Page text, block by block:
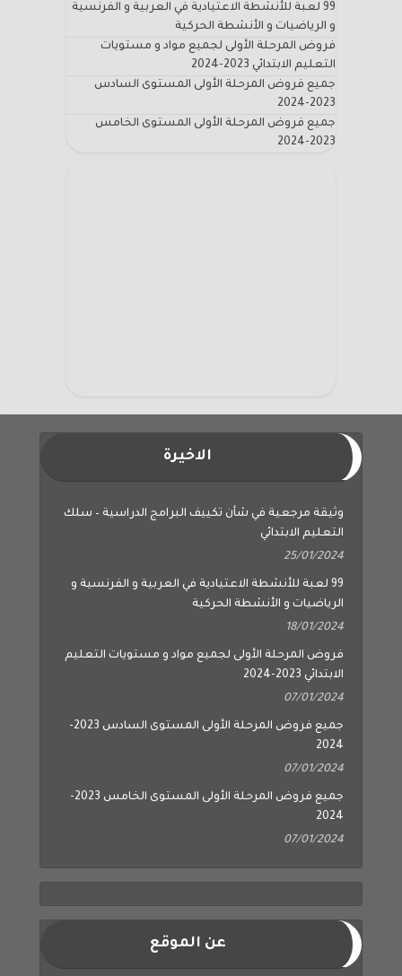
99 لعبة للأنشطة الاعتيادية في العربية و الفرنسية
و الرياضيات و الأنشطة الحركية
فروض المرحلة الأولى لجميع مواد و مستويات
التعليم الابتدائي 2023-2024
جميع فروض المرحلة الأولى المستوى السادس
2023-2024
جميع فروض المرحلة الأولى المستوى الخامس
2023-2024
الاخيرة
وثيقة مرجعية في شأن تكييف البرامج الدراسية – سلك
التعليم الابتدائي
25/01/2024
99 لعبة للأنشطة الاعتيادية في العربية و الفرنسية و
الرياضيات و الأنشطة الحركية
18/01/2024
فروض المرحلة الأولى لجميع مواد و مستويات التعليم
الابتدائي 2023-2024
07/01/2024
جميع فروض المرحلة الأولى المستوى السادس 2023-
2024
07/01/2024
جميع فروض المرحلة الأولى المستوى الخامس 2023-
2024
07/01/2024
عن الموقع